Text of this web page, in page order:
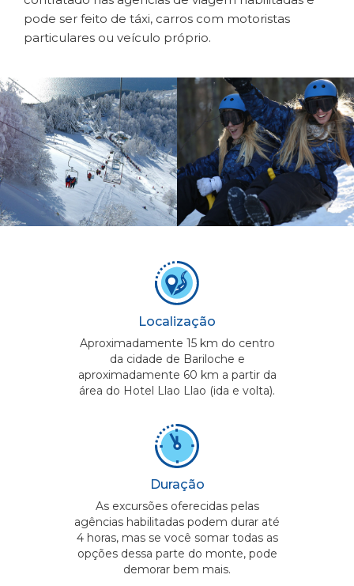
pode ser feito de táxi, carros com motoristas
particulares ou veículo próprio.
Localização
Aproximadamente 15 km do centro
da cidade de Bariloche e
aproximadamente 60 km a partir da
área do Hotel Llao Llao (ida e volta).
Duração
As excursões oferecidas pelas
agências habilitadas podem durar até
4 horas, mas se você somar todas as
opções dessa parte do monte, pode
demorar bem mais.